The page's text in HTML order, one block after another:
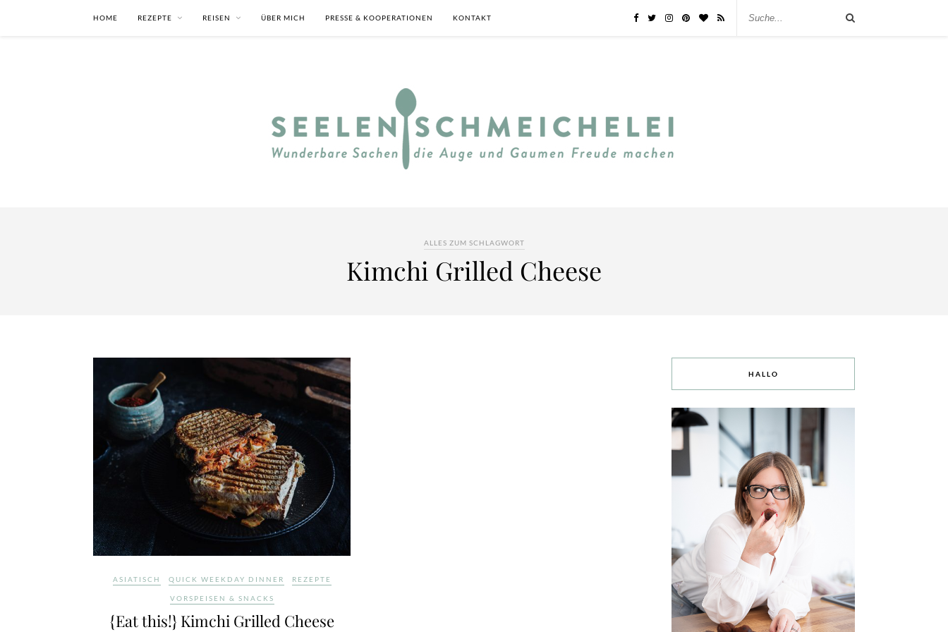
HOME REZEPTE REISEN ÜBER MICH PRESSE & KOOPERATIONEN KONTAKT
ALLES ZUM SCHLAGWORT
Kimchi Grilled Cheese
ASIATISCH QUICK WEEKDAY DINNER REZEPTE
VORSPEISEN & SNACKS
{Eat this!} Kimchi Grilled Cheese
HALLO